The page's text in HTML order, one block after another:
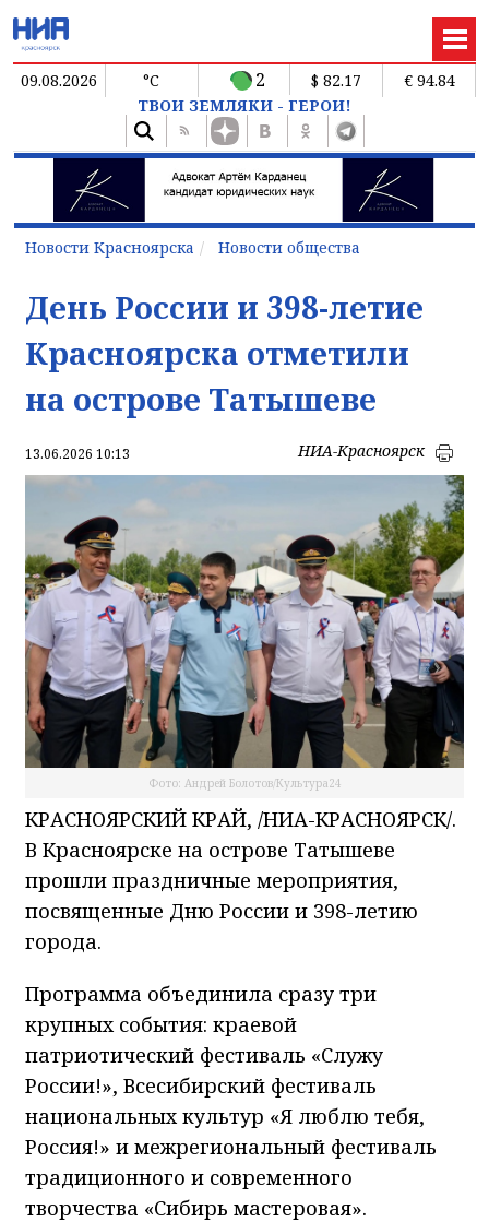
09.08.2026 °C 2 $ 82.17
€ 94.84
ТВОИ ЗЕМЛЯКИ - ГЕРОИ!
Новости Красноярска Новости общества
День России и 398-летие
Красноярска отметили
на острове Татышеве
13.06.2026 10:13 НИА-Красноярск
Фото: Андрей Болотов/Культура24
КРАСНОЯРСКИЙ КРАЙ, /НИА-КРАСНОЯРСК/.
В Красноярске на острове Татышеве
прошли праздничные мероприятия,
посвященные Дню России и 398-летию
города.
Программа объединила сразу три
крупных события: краевой
патриотический фестиваль «Служу
России!», Всесибирский фестиваль
национальных культур «Я люблю тебя,
Россия!» и межрегиональный фестиваль
традиционного и современного
творчества «Сибирь мастеровая».